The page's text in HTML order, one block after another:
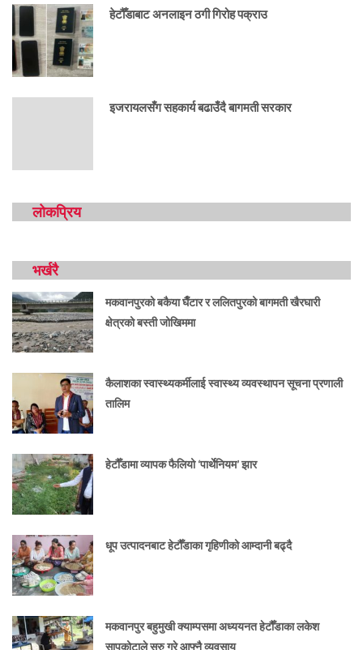
हेटौँडाबाट अनलाइन ठगी गिरोह पक्राउ
इजरायलसँग सहकार्य बढाउँदै बागमती सरकार
लोकप्रिय
भर्खरै
मकवानपुरको बकैया घैँटार र ललितपुरको बागमती खैरघारी
क्षेत्रको बस्ती जोखिममा
कैलाशका स्वास्थ्यकर्मीलाई स्वास्थ्य व्यवस्थापन सूचना प्रणाली
तालिम
हेटौँडामा व्यापक फैलियो ‘पार्थेनियम’ झार
धूप उत्पादनबाट हेटौँडाका गृहिणीको आम्दानी बढ्दै
मकवानपुर बहुमुखी क्याम्पसमा अध्ययनत हेटौँडाका लकेश
सापकोटाले सुरु गरे आफ्नै व्यवसाय